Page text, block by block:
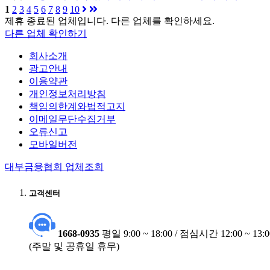
1 2 3 4 5 6 7 8 9 10
제휴 종료된 업체입니다. 다른 업체를 확인하세요.
다른 업체 확인하기
회사소개
광고안내
이용약관
개인정보처리방침
책임의한계와법적고지
이메일무단수집거부
오류신고
모바일버전
대부금융협회 업체조회
고객센터
1668-0935 평일 9:00 ~ 18:00 / 점심시간 12:00 ~
(주말 및 공휴일 휴무)